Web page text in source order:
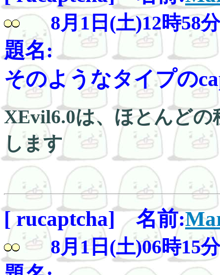
8月1日(土)12時58分
題名:
そのようなタイプの
XEvil6.0は、ほとんどの
します
[ rucaptcha] 名前:
8月1日(土)06時15分